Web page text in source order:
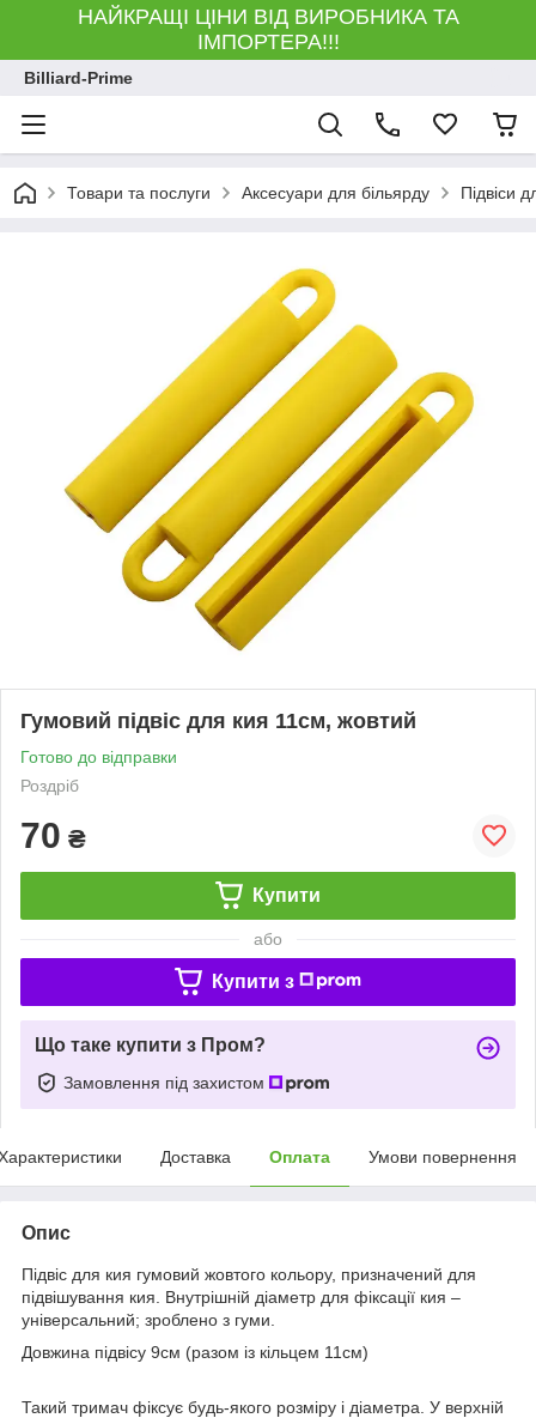
НАЙКРАЩІ ЦІНИ ВІД ВИРОБНИКА ТА
ІМПОРТЕРА!!!
Billiard-Prime
Товари та послуги Аксесуари для більярду Підвіси
Гумовий підвіс для кия 11см, жовтий
Готово до відправки
Роздріб
70 ₴
Купити
або
Купити з
Що таке купити з Пром?
Замовлення під захистом
Доставка Оплата Умови повернення
Опис
Підвіс для кия гумовий жовтого кольору, призначений для
підвішування кия. Внутрішній діаметр для фіксації кия –
універсальний; зроблено з гуми.
Довжина підвісу 9см (разом із кільцем 11см)
Такий тримач фіксує будь-якого розміру і діаметра. У верхній